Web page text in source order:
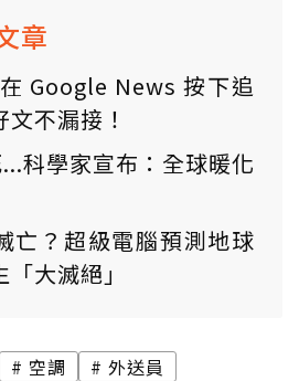
章
Google News 按下追
不漏接！
科學家宣布：全球暖化
亡？超級電腦預測地球
大滅絕」
空調 外送員